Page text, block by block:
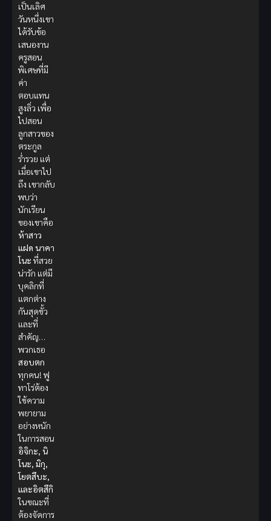
เป็นเลิศ
วันหนึ่งเขา
ได้รับข้อ
เสนองาน
ครูสอน
พิเศษที่มี
ค่า
ตอบแทน
สูงลิ่ว เพื่อ
ไปสอน
ลูกสาวของ
ตระกูล
ร่ำรวย แต่
เมื่อเขาไป
ถึง เขากลับ
พบว่า
นักเรียน
ของเขาคือ
ห้าสาว
แฝด นาคา
โนะ ที่สวย
น่ารัก แต่มี
บุคลิกที่
แตกต่าง
กันสุดขั้ว
และที่
สำคัญ…
พวกเธอ
สอบตก
ทุกคน! ฟู
ทาโร่ต้อง
ใช้ความ
พยายาม
อย่างหนัก
ในการสอน
อิจิกะ, นิ
โนะ, มิกุ,
โยตสึบะ,
และอิตสึกิ
ในขณะที่
ต้องจัดการ